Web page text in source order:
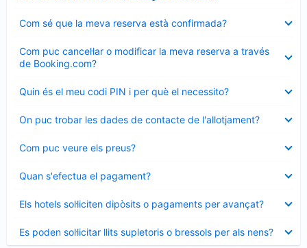
Com sé que la meva reserva està confirmada?
tancat
Com puc cancel·lar o modificar la meva reserva a través
de Booking.com?
tancat
Quin és el meu codi PIN i per què el necessito?
tancat
On puc trobar les dades de contacte de l'allotjament?
tancat
Com puc veure els preus?
tancat
Quan s'efectua el pagament?
tancat
Els hotels sol·liciten dipòsits o pagaments per avançat?
tancat
Es poden sol·licitar llits supletoris o bressols per als nens?
tancat